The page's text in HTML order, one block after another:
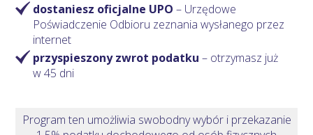
dostaniesz oficjalne UPO – Urzędowe
Poświadczenie Odbioru zeznania wysłanego przez
internet
przyspieszony zwrot podatku – otrzymasz już
w 45 dni
Program ten umożliwia swobodny wybór i przekazanie